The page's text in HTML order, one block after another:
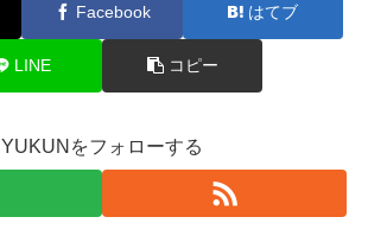
Facebook はてブ
LINE コピー
YUKUNをフォローする